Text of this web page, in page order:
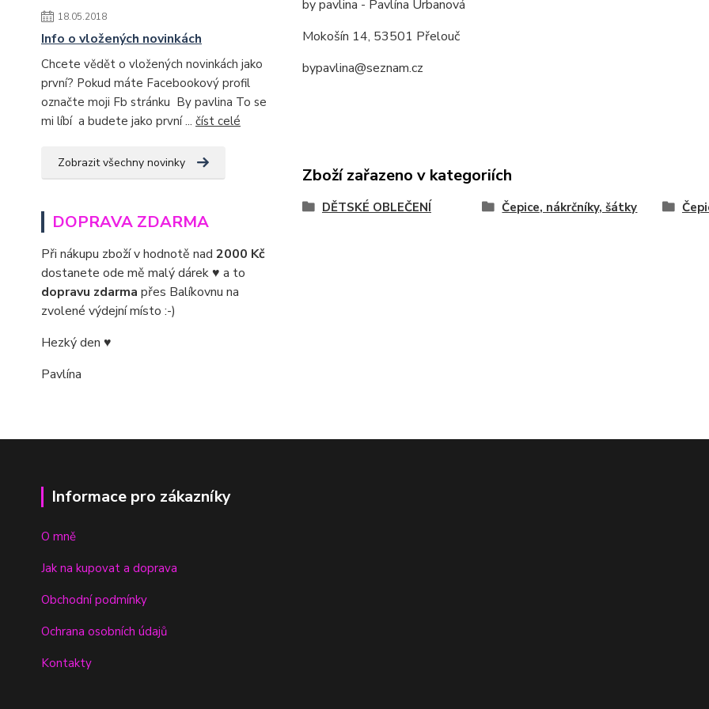
18.05.2018
Info o vložených novinkách
Chcete vědět o vložených novinkách jako
první? Pokud máte Facebookový profil
označte moji Fb stránku By pavlina To se
mi líbí a budete jako první ... číst celé
Zobrazit všechny novinky
DOPRAVA ZDARMA
Při nákupu zboží v hodnotě nad 2000 Kč
dostanete ode mě malý dárek ♥ a to
dopravu zdarma přes Balíkovnu na
zvolené výdejní místo :-)
Hezký den ♥
Pavlína
by pavlina - Pavlína Urbanová
Mokošín 14, 53501 Přelouč
bypavlina@seznam.cz
Zboží zařazeno v kategoriích
DĚTSKÉ OBLEČENÍ Čepice, nákrčníky, šátky
Informace pro zákazníky
O mně
Jak na kupovat a doprava
Obchodní podmínky
Ochrana osobních údajů
Kontakty